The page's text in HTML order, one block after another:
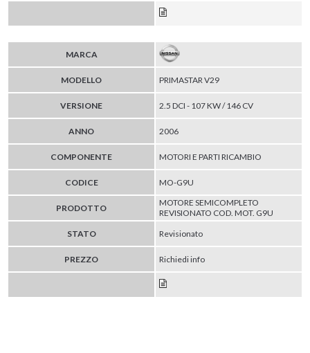
MARCA
MODELLO PRIMASTAR V29
VERSIONE 2.5 DCI - 107 KW / 146 CV
ANNO 2006
COMPONENTE MOTORI E PARTI RICAMBIO
CODICE MO-G9U
PRODOTTO
MOTORE SEMICOMPLETO
REVISIONATO COD. MOT. G9U
STATO
Revisionato
PREZZO Richiedi info